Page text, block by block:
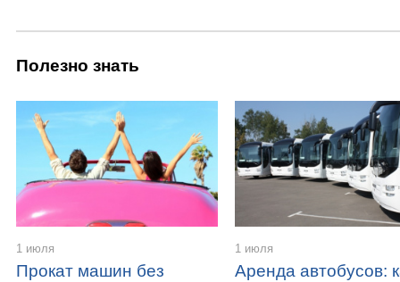
Полезно знать
1 июля
Прокат машин без
1 июля
Аренда автобусов: